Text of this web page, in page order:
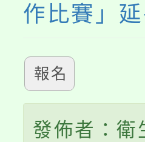
作比賽」
報名
發佈者：衛